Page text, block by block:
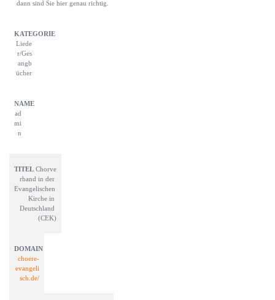
dann sind Sie hier genau richtig.
Liede
r/Ges
angb
ücher
ad
mi
n
Chorve
rband in der
Evangelischen
Kirche in
Deutschland
(CEK)
choere-
evangeli
sch.de/